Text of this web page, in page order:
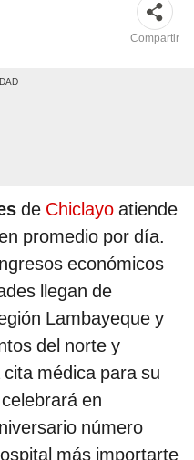
Compartir
de Chiclayo atiende
promedio por día.
económicos
llegan de
Lambayeque y
del norte y
médica para su
en
número
más importarte